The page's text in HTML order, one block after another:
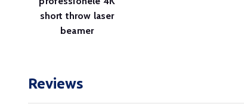
short throw laser
beamer
Reviews